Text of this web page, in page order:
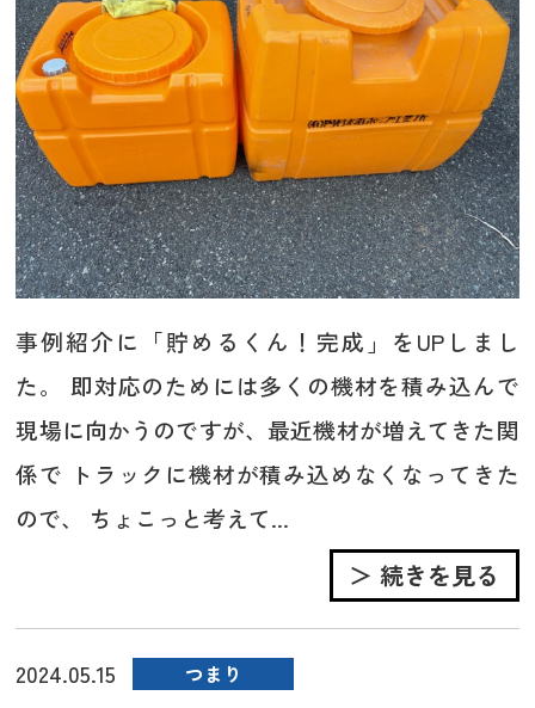
事例紹介に「貯めるくん！完成」をUPしまし
た。 即対応のためには多くの機材を積み込んで
現場に向かうのですが、最近機材が増えてきた関
係で トラックに機材が積み込めなくなってきた
ので、 ちょこっと考えて...
＞ 続きを見る
2024.05.15 つまり